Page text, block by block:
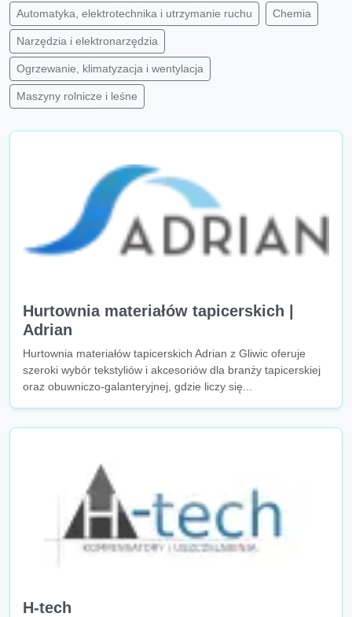
Automatyka, elektrotechnika i utrzymanie ruchu Chemia
Narzędzia i elektronarzędzia
Ogrzewanie, klimatyzacja i wentylacja
Maszyny rolnicze i leśne
Hurtownia materiałów tapicerskich |
Adrian
Hurtownia materiałów tapicerskich Adrian z Gliwic oferuje
szeroki wybór tekstyliów i akcesoriów dla branży tapicerskiej
oraz obuwniczo-galanteryjnej, gdzie liczy się...
H-tech